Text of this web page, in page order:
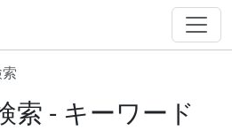
索 - キーワード